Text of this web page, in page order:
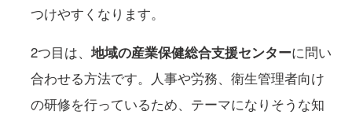
つけやすくなります。
2つ目は、地域の産業保健総合支援センターに問い
合わせる方法です。人事や労務、衛生管理者向け
の研修を行っているため、テーマになりそうな知